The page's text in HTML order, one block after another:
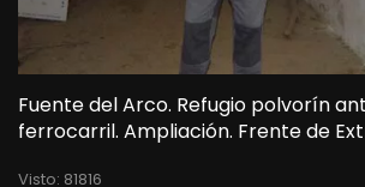
Fuente del Arco. Refugio polvorín
ferrocarril. Ampliación. Frente de
Visto: 81816